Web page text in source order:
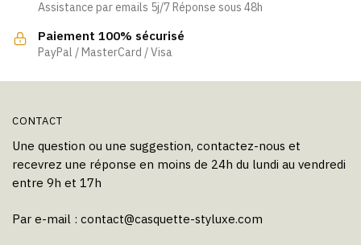
sur
la
page
Assistance par emails 5j/7 Réponse sous 48h
Paiement 100% sécurisé
PayPal / MasterCard / Visa
CONTACT
Une question ou une suggestion, contactez-nous et
recevrez une réponse en moins de 24h du lundi au vendredi
entre 9h et 17h
Par e-mail : contact@casquette-styluxe.com